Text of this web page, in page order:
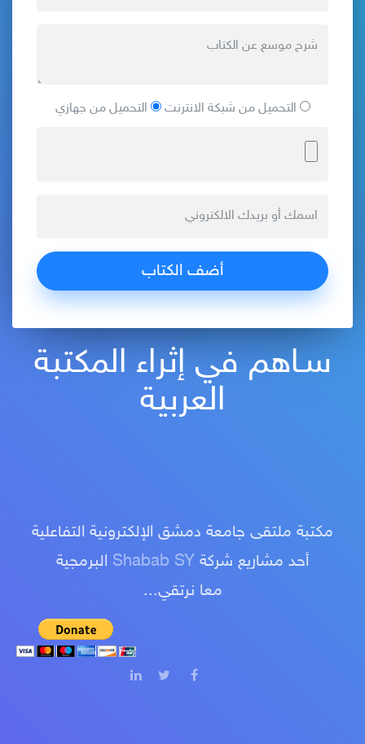
التحميل من شبكة الانترنت التحميل من جهازي
سـاهم في إثراء المكتبة
العربية
مكتبة ملتقى جامعة دمشق الإلكترونية التفاعلية
أحد مشاريع شركة Shabab SY البرمجية
معا نرتقي...